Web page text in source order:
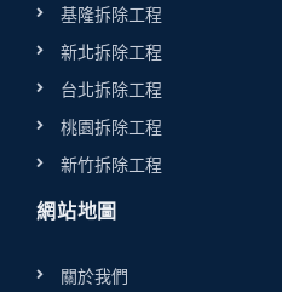
基隆拆除工程
新北拆除工程
台北拆除工程
桃園拆除工程
新竹拆除工程
網站地圖
關於我們